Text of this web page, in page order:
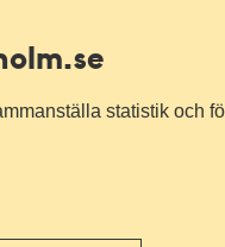
statistik och